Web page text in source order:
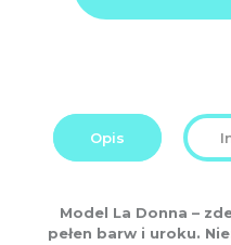
total:
PLN
Opis
Model La Donna –
pełen barw i uroku.